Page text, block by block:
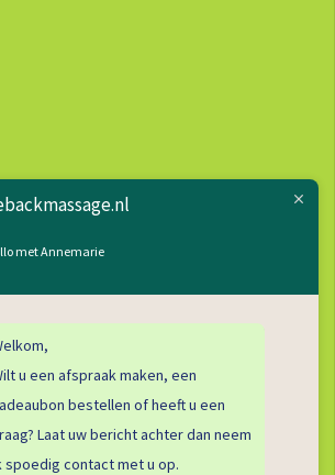
met Annemarie
u een afspraak maken, een
bestellen of heeft u een
Laat uw bericht achter dan neem
spoedig contact met u op.